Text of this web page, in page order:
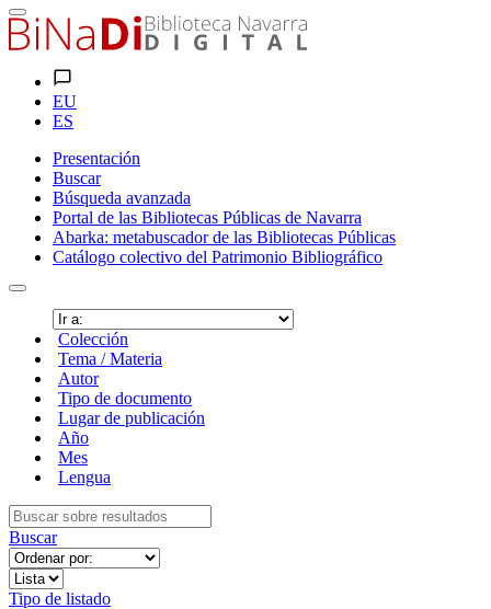
EU
ES
Presentación
Buscar
Búsqueda avanzada
Portal de las Bibliotecas Públicas de Navarra
Abarka: metabuscador de las Bibliotecas Públicas
Catálogo colectivo del Patrimonio Bibliográfico
Colección
Tema / Materia
Autor
Tipo de documento
Lugar de publicación
Año
Mes
Lengua
Buscar
Tipo de listado